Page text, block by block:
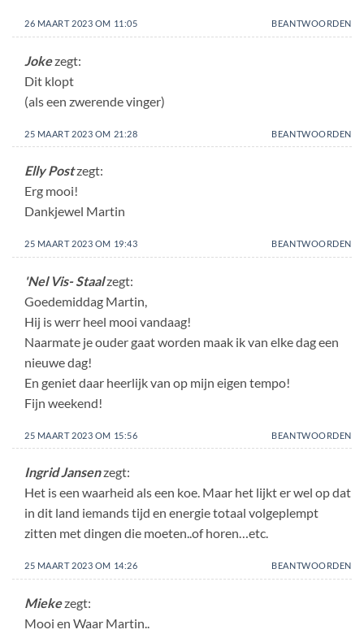
26 MAART 2023 OM 11:05 BEANTWOORDEN
Jokezegt:
Dit klopt
(als een zwerende vinger)
25 MAART 2023 OM 21:28 BEANTWOORDEN
Elly Postzegt:
Erg mooi!
Dankjewel Martin
25 MAART 2023 OM 19:43 BEANTWOORDEN
'Nel Vis- Staalzegt:
Goedemiddag Martin,
Hij is werr heel mooi vandaag!
Naarmate je ouder gaat worden maak ik van elke dag een
nieuwe dag!
En geniet daar heerlijk van op mijn eigen tempo!
Fijn weekend!
25 MAART 2023 OM 15:56 BEANTWOORDEN
Ingrid Jansenzegt:
Het is een waarheid als een koe. Maar het lijkt er wel op dat
in dit land iemands tijd en energie totaal volgeplempt
zitten met dingen die moeten..of horen…etc.
25 MAART 2023 OM 14:26 BEANTWOORDEN
Miekezegt:
Mooi en Waar Martin..